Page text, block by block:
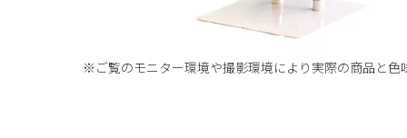
※ご覧のモニター環境や撮影環境により実際の商品と色